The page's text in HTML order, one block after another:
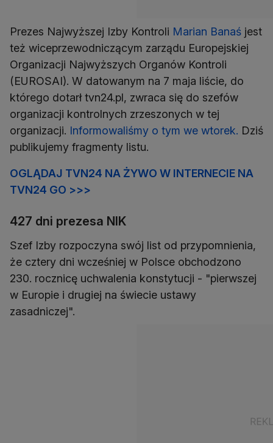
Prezes Najwyższej Izby Kontroli Marian Banaś jest
też wiceprzewodniczącym zarządu Europejskiej
Organizacji Najwyższych Organów Kontroli
(EUROSAI). W datowanym na 7 maja liście, do
którego dotarł tvn24.pl, zwraca się do szefów
organizacji kontrolnych zrzeszonych w tej
organizacji. Informowaliśmy o tym we wtorek. Dziś
publikujemy fragmenty listu.
OGLĄDAJ TVN24 NA ŻYWO W INTERNECIE NA
TVN24 GO >>>
427 dni prezesa NIK
Szef Izby rozpoczyna swój list od przypomnienia,
że cztery dni wcześniej w Polsce obchodzono
230. rocznicę uchwalenia konstytucji - "pierwszej
w Europie i drugiej na świecie ustawy
zasadniczej".